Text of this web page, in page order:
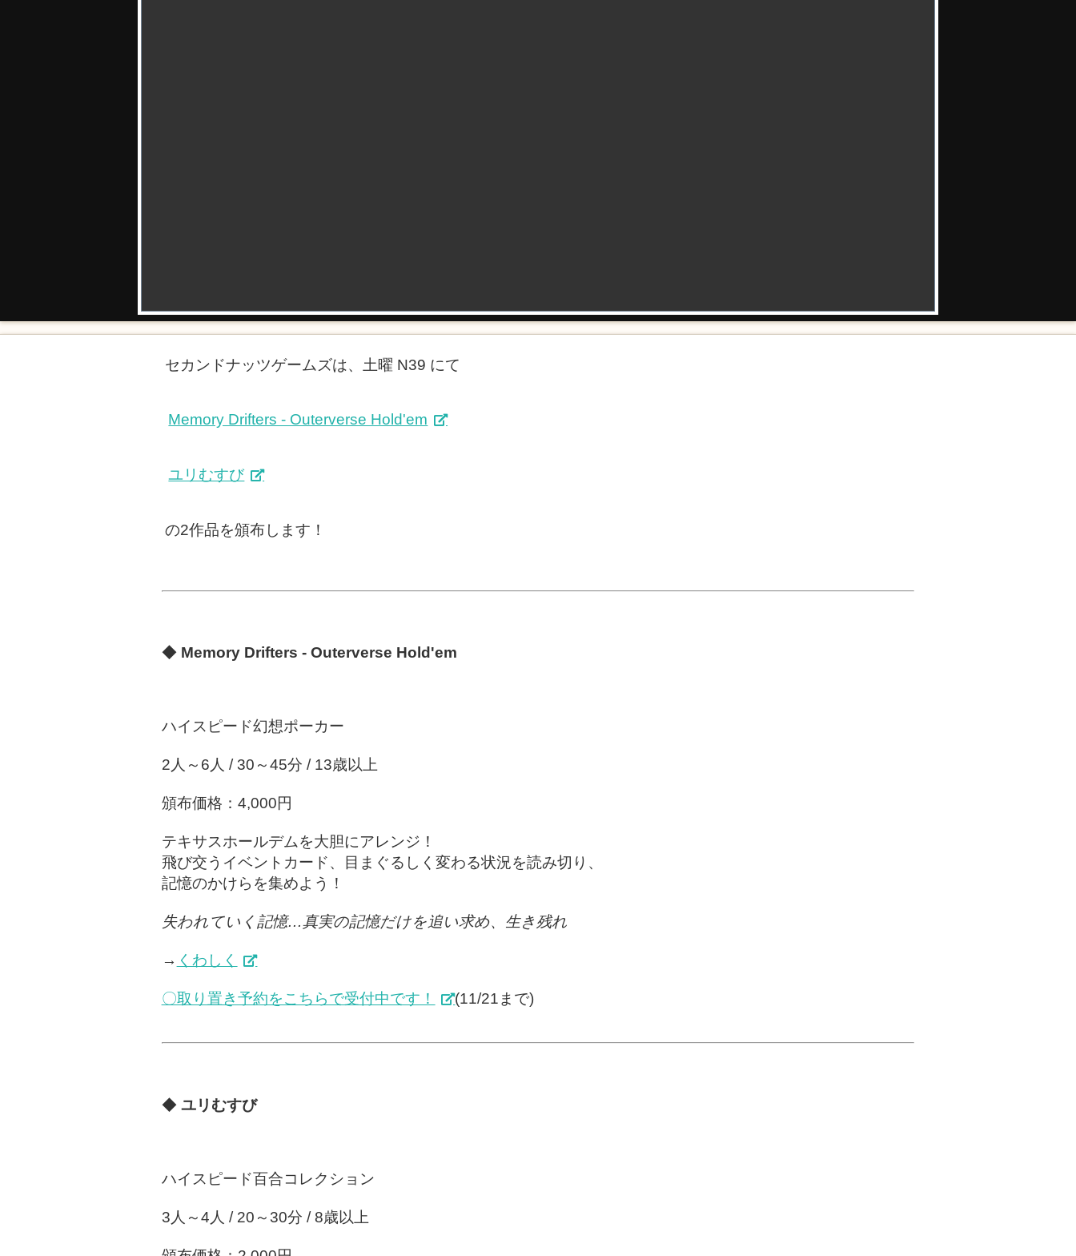
セカンドナッツゲームズは、土曜 N39 にて
Memory Drifters - Outerverse Hold'em
ユリむすび
の2作品を頒布します！
◆ Memory Drifters - Outerverse Hold'em
ハイスピード幻想ポーカー
2人～6人 / 30～45分 / 13歳以上
頒布価格：4,000円
テキサスホールデムを大胆にアレンジ！
飛び交うイベントカード、目まぐるしく変わる状況を読み切り、
記憶のかけらを集めよう！
失われていく記憶…真実の記憶だけを追い求め、生き残れ
→ くわしく
〇取り置き予約をこちらで受付中です！ (11/21まで)
◆ ユリむすび
ハイスピード百合コレクション
3人～4人 / 20～30分 / 8歳以上